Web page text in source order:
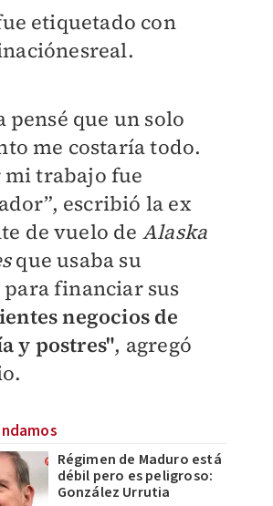
etiquetado con
pensé que un solo
me costaría todo.
mi trabajo fue
escribió la ex
de vuelo de Alaska
que usaba su
financiar sus
negocios de
y postres", agregó
Régimen de Maduro está
débil pero es peligroso:
González Urrutia